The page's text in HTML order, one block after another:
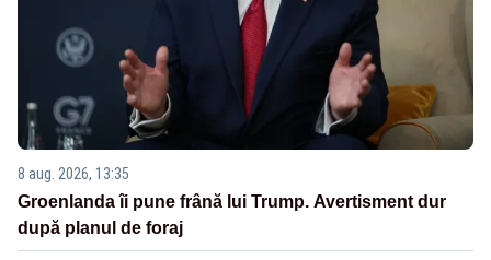
8 aug. 2026, 13:35
Groenlanda îi pune frână lui Trump. Avertisment dur
după planul de foraj